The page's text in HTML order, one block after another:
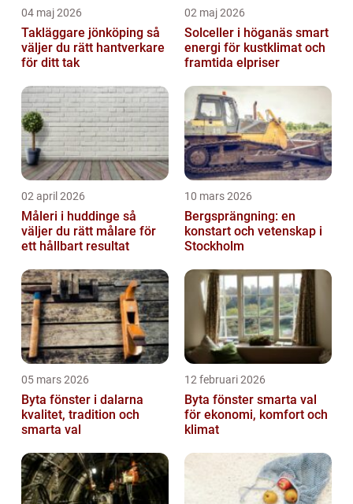
04 maj 2026
Takläggare jönköping så
väljer du rätt hantverkare
för ditt tak
02 maj 2026
Solceller i höganäs smart
energi för kustklimat och
framtida elpriser
02 april 2026
Måleri i huddinge så
väljer du rätt målare för
ett hållbart resultat
10 mars 2026
Bergsprängning: en
konstart och vetenskap i
Stockholm
05 mars 2026
Byta fönster i dalarna
kvalitet, tradition och
smarta val
12 februari 2026
Byta fönster smarta val
för ekonomi, komfort och
klimat